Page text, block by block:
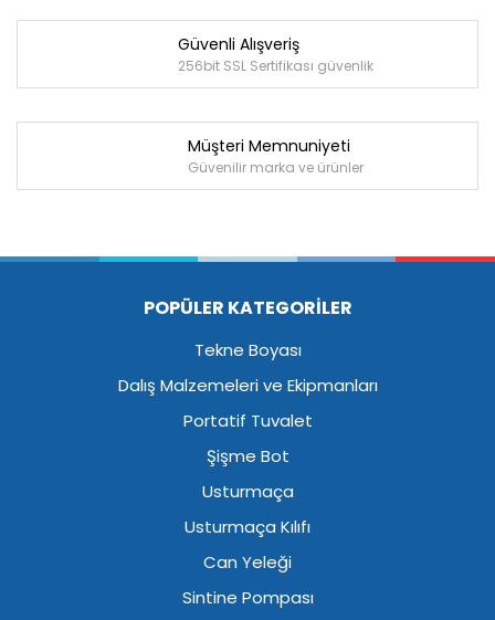
Güvenli Alışveriş
256bit SSL Sertifikası güvenlik
Müşteri Memnuniyeti
Güvenilir marka ve ürünler
POPÜLER KATEGORİLER
Tekne Boyası
Dalış Malzemeleri ve Ekipmanları
Portatif Tuvalet
Şişme Bot
Usturmaça
Usturmaça Kılıfı
Can Yeleği
Sintine Pompası